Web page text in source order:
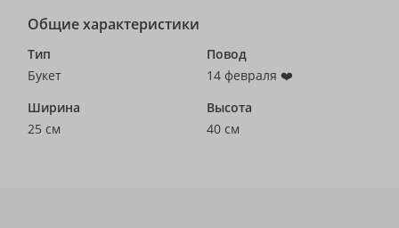
Общие характеристики
Тип
Букет
Повод
14 февраля ❤️
Ширина
25 см
Высота
40 см